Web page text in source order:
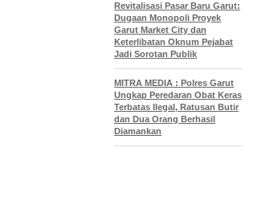
Revitalisasi Pasar Baru Garut:
Dugaan Monopoli Proyek
Garut Market City dan
Keterlibatan Oknum Pejabat
Jadi Sorotan Publik
MITRA MEDIA : Polres Garut
Ungkap Peredaran Obat Keras
Terbatas Ilegal, Ratusan Butir
dan Dua Orang Berhasil
Diamankan